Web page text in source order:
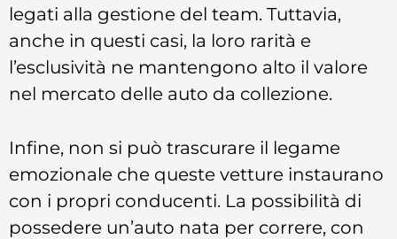
legati alla gestione del team. Tuttavia,
anche in questi casi, la loro rarità e
l’esclusività ne mantengono alto il valore
nel mercato delle auto da collezione.
Infine, non si può trascurare il legame
emozionale che queste vetture instaurano
con i propri conducenti. La possibilità di
possedere un’auto nata per correre, con